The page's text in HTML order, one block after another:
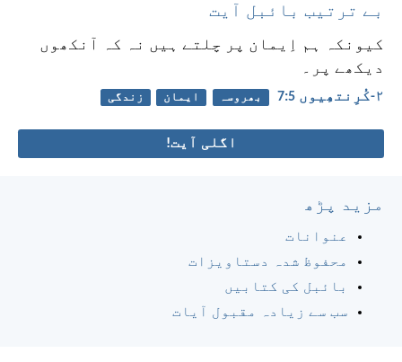
بے ترتیب بائبل آیت
کیونکہ ہم اِیمان پر چلتے ہیں نہ کہ آنکھوں
دیکھے پر۔
۲-کُرِنتھِیوں 5:‏7 بھروسہ ایمان زندگی
اگلی آیت!
مزید پڑھ
عنوانات
محفوظ شدہ دستاویزات
بائبل کی کتابیں
سب سے زیادہ مقبول آیات